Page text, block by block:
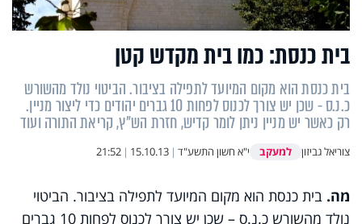
בית כנסת: כמו בית מקדש קטן
בית כנסת הוא מקום המיועד לתפילה בציבור. הביטוי נולד מהשורש
כ.נ.ס - שכן יש צורך לכנוס לפחות 10 גברים יהודים כדי ליצור מניין.
רק כאשר יש מניין ניתן לומר קדיש, חזרת הש"ץ, קריאת התורה ועוד
צוריאל גביזון למעקב י"א חשון התשע"ד |
15.10.13
|
21:52
מה. בית כנסת הוא מקום המיועד לתפילה בציבור. הביטוי
נולד מהשורש כ.נ.ס – שכן יש צורך לכנוס לפחות 10 גברים